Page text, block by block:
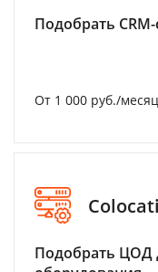
Подобрать
От 1 000 руб./месяц
Подобрать ЦОД